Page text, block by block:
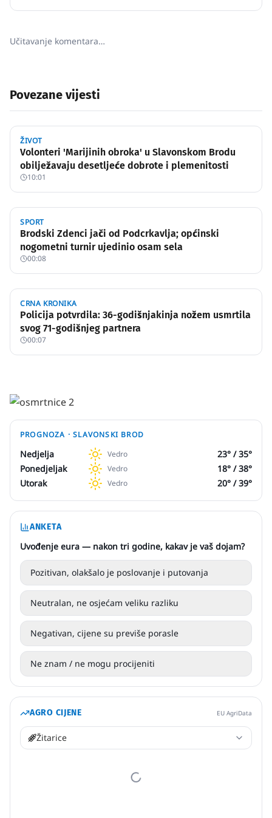
Učitavanje komentara…
Povezane vijesti
ŽIVOT
Volonteri 'Marijinih obroka' u Slavonskom Brodu
obilježavaju desetljeće dobrote i plemenitosti
10:01
SPORT
Brodski Zdenci jači od Podcrkavlja; općinski
nogometni turnir ujedinio osam sela
00:08
CRNA KRONIKA
Policija potvrdila: 36-godišnjakinja nožem usmrtila
svog 71-godišnjeg partnera
00:07
PROGNOZA ·SLAVONSKI BROD
Nedjelja Vedro 23° /35°
Ponedjeljak
Vedro 18° /38°
Utorak
Vedro 20° /39°
ANKETA
Uvođenje eura — nakon tri godine, kakav je vaš dojam?
Pozitivan, olakšalo je poslovanje i putovanja
Neutralan, ne osjećam veliku razliku
Negativan, cijene su previše porasle
Ne znam / ne mogu procijeniti
AGRO CIJENE EU AgriData
Žitarice